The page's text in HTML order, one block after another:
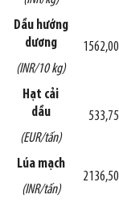
Dầu hướng
dương
(INR/10 kg)
1562,00
Hạt cải
dầu
(EUR/tấn)
533,75
Lúa mạch
(INR/tấn)
2136,50